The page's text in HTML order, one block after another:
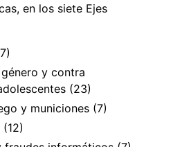
en los siete Ejes
y contra
(23)
y municiones (7)